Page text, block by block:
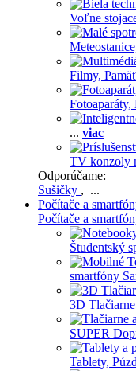
Voľne
Filmy,
Fotoaparáty,
... viac
TV konzoly
Odporúčame:
Sušičky , ...
Počítače a
Počítače a
Študentský
smartfóny
3D
SUPER
Tablety,